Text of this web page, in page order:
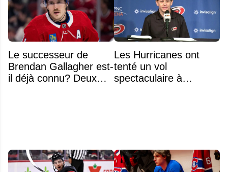
Le successeur de
Brendan Gallagher est-
il déjà connu? Deux
Les Hurricanes ont
tenté un vol
spectaculaire à